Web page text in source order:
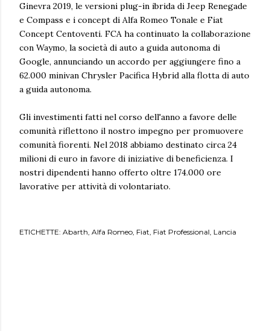
Ginevra 2019, le versioni plug-in ibrida di Jeep Renegade
e Compass e i concept di Alfa Romeo Tonale e Fiat
Concept Centoventi. FCA ha continuato la collaborazione
con Waymo, la società di auto a guida autonoma di
Google, annunciando un accordo per aggiungere fino a
62.000 minivan Chrysler Pacifica Hybrid alla flotta di auto
a guida autonoma.
Gli investimenti fatti nel corso dell'anno a favore delle
comunità riflettono il nostro impegno per promuovere
comunità fiorenti. Nel 2018 abbiamo destinato circa 24
milioni di euro in favore di iniziative di beneficienza. I
nostri dipendenti hanno offerto oltre 174.000 ore
lavorative per attività di volontariato.
ETICHETTE: Abarth Alfa Romeo Fiat Fiat Professional Lancia